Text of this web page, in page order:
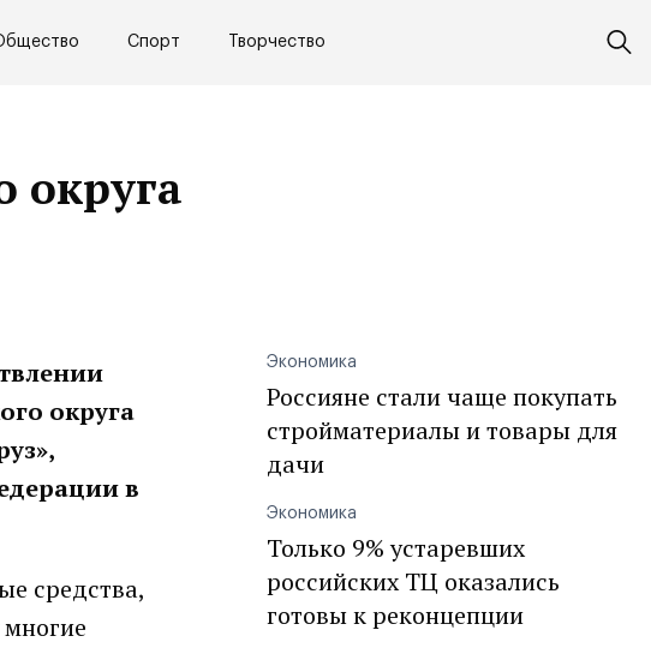
Спорт Творчество
округа
округа
в
средства,
Экономика
Россияне стали чаще покупать
стройматериалы и товары для
дачи
Экономика
Только 9% устаревших
российских ТЦ оказались
готовы к реконцепции